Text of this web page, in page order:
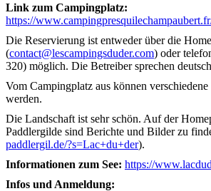
Link zum Campingplatz:
https://
Die Reservierung ist entweder über die
(contact@lescampingsduder.com) oder
320) möglich. Die Betreiber sprechen
Vom Campingplatz aus können
werden.
Die Landschaft ist sehr schön. Auf der
Paddlergilde sind Berichte und Bilder zu
paddlergil.de/?s=Lac+du+der).
Informationen zum See: https://
Infos und Anmeldung: